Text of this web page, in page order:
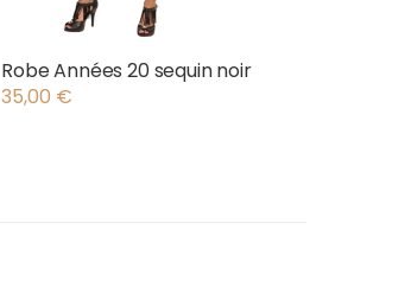
Robe Années 20 sequin noir
35,00 €